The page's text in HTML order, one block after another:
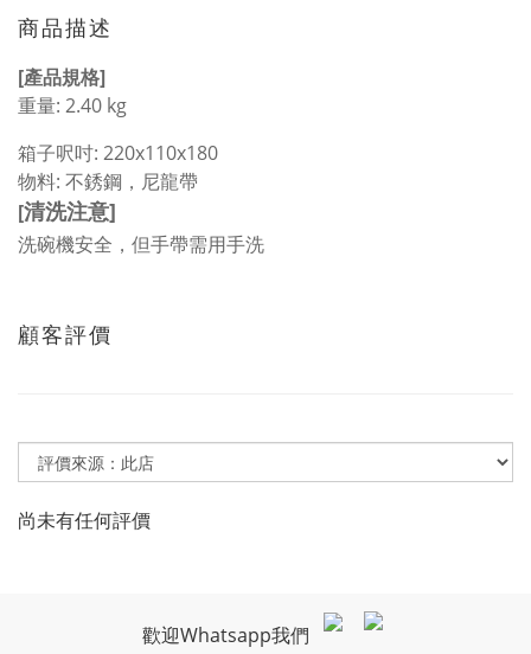
商品描述
[產品規格]
重量: 2.40 kg
箱子呎吋: 220x110x180
物料: 不銹鋼，尼龍帶
[清洗注意]
洗碗機安全，但手帶需用手洗
顧客評價
尚未有任何評價
歡迎Whatsapp我們